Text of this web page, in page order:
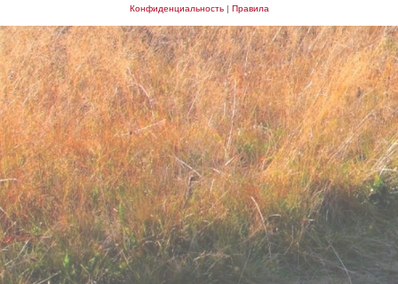
Конфиденциальность| Правила